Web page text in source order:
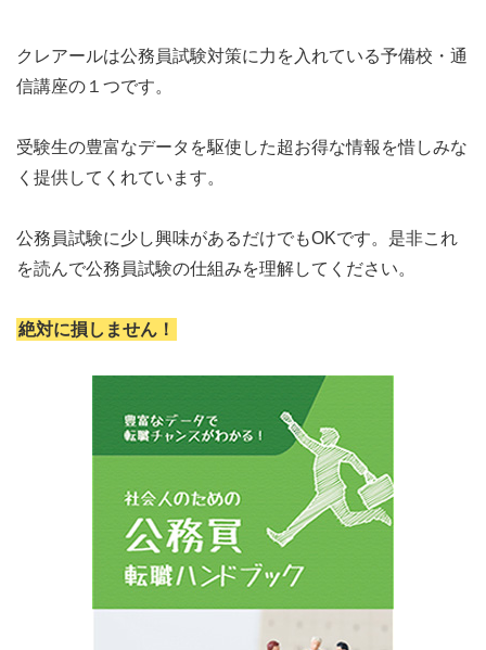
クレアールは公務員試験対策に力を入れている予備校・通
信講座の１つです。
受験生の豊富なデータを駆使した超お得な情報を惜しみな
く提供してくれています。
公務員試験に少し興味があるだけでもOKです。是非これ
を読んで公務員試験の仕組みを理解してください。
絶対に損しません！